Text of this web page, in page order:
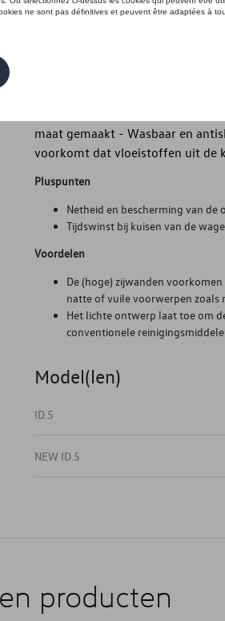
Introductie
Volkswagen originele
Beschermt de bagageruimte
maat gemaakt - Wasbaar en
voorkomt dat vloeistoffen uit de
Pluspunten
Netheid en bescherming van de
Tijdswinst bij kuisen van de
Voordelen
De (hoge) zijwanden
natte of vuile voorwerpen zoals
Het lichte ontwerp laat toe om
conventionele
Model(len)
ID.5
NEW ID.5
producten